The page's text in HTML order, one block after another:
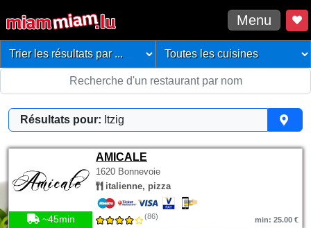
Menu
Résultats pour: Itzig
AMICALE
1620 Bonnevoie
italienne, pizza
~45min (86) min: 25.00 €